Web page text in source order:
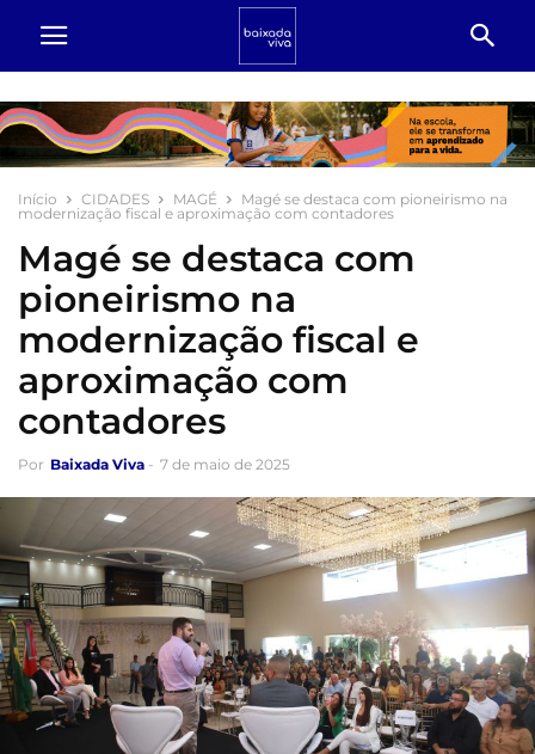
Início CIDADES MAGÉ
Magé se destaca com pioneirismo na
modernização fiscal e aproximação com contadores
Magé se destaca com
pioneirismo na
modernização fiscal e
aproximação com
contadores
Por Baixada Viva - 7 de maio de 2025